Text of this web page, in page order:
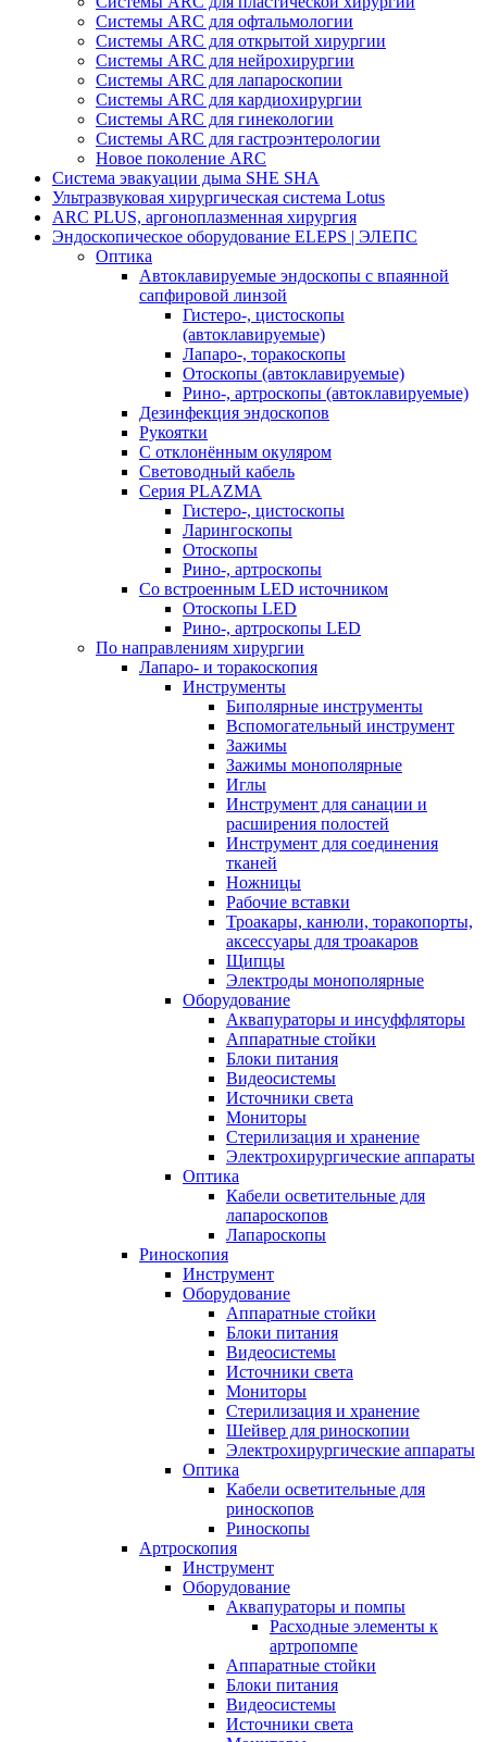
Системы ARC для офтальмологии
Системы ARC для открытой хирургии
Системы ARC для нейрохирургии
Системы ARC для лапароскопии
Системы ARC для кардиохирургии
Системы ARC для гинекологии
Системы ARC для гастроэнтерологии
Новое поколение ARC
Система эвакуации дыма SHE SHA
Ультразвуковая хирургическая система Lotus
ARC PLUS, аргоноплазменная хирургия
Эндоскопическое оборудование ELEPS | ЭЛЕПС
Оптика
Автоклавируемые эндоскопы с впаянной
сапфировой линзой
Гистеро-, цистоскопы
(автоклавируемые)
Лапаро-, торакоскопы
Отоскопы (автоклавируемые)
Рино-, артроскопы (автоклавируемые)
Дезинфекция эндоскопов
Рукоятки
С отклонённым окуляром
Световодный кабель
Серия PLAZMA
Гистеро-, цистоскопы
Ларингоскопы
Отоскопы
Рино-, артроскопы
Со встроенным LED источником
Отоскопы LED
Рино-, артроскопы LED
По направлениям хирургии
Лапаро- и торакоскопия
Инструменты
Биполярные инструменты
Вспомогательный инструмент
Зажимы
Зажимы монополярные
Иглы
Инструмент для санации и
расширения полостей
Инструмент для соединения
тканей
Ножницы
Рабочие вставки
Троакары, канюли, торакопорты,
аксессуары для троакаров
Щипцы
Электроды монополярные
Оборудование
Аквапураторы и инсуффляторы
Аппаратные стойки
Блоки питания
Видеосистемы
Источники света
Мониторы
Стерилизация и хранение
Электрохирургические аппараты
Оптика
Кабели осветительные для
лапароскопов
Лапароскопы
Риноскопия
Инструмент
Оборудование
Аппаратные стойки
Блоки питания
Видеосистемы
Источники света
Мониторы
Стерилизация и хранение
Шейвер для риноскопии
Электрохирургические аппараты
Оптика
Кабели осветительные для
риноскопов
Риноскопы
Артроскопия
Инструмент
Оборудование
Аквапураторы и помпы
Расходные элементы к
артропомпе
Аппаратные стойки
Блоки питания
Видеосистемы
Источники света